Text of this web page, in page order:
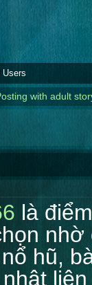
Users
with adult
là
nhờ
hũ,